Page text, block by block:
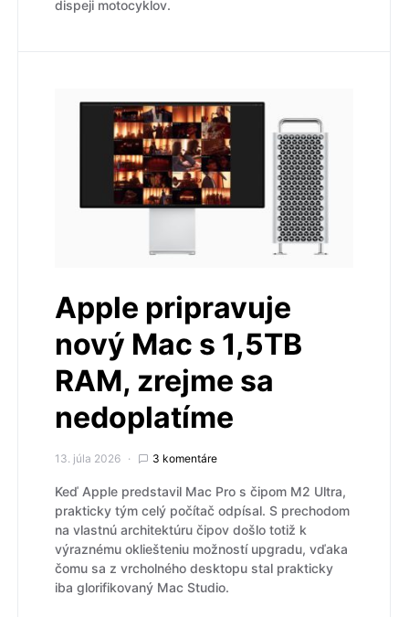
dispeji motocyklov.
Apple pripravuje
nový Mac s 1,5TB
RAM, zrejme sa
nedoplatíme
13. júla 2026 3 komentáre
Keď Apple predstavil Mac Pro s čipom M2 Ultra,
prakticky tým celý počítač odpísal. S prechodom
na vlastnú architektúru čipov došlo totiž k
výraznému okliešteniu možností upgradu, vďaka
čomu sa z vrcholného desktopu stal prakticky
iba glorifikovaný Mac Studio.